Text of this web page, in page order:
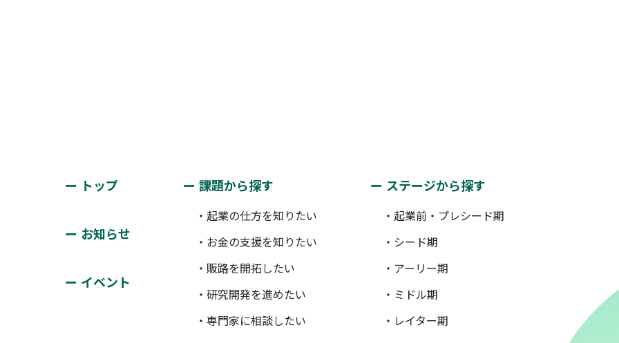
トップ
お知らせ
イベント
課題から探す
・起業の仕方を知りたい
・お金の支援を知りたい
・販路を開拓したい
・研究開発を進めたい
・専門家に相談したい
ステージから探す
・起業前・プレシード期
・シード期
・アーリー期
・ミドル期
・レイター期